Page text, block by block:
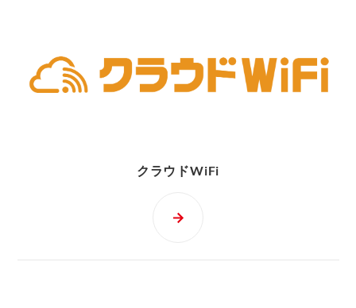
クラウドWiFi